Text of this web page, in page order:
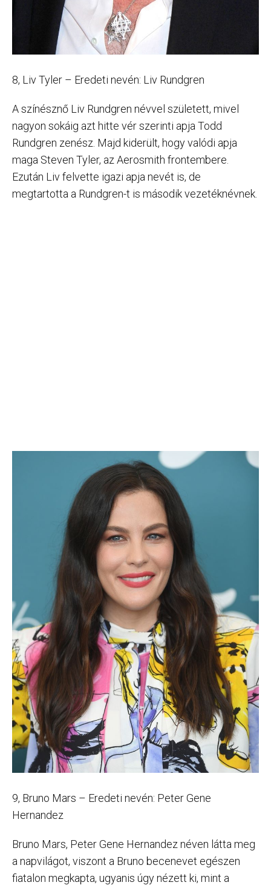
8, Liv Tyler – Eredeti nevén: Liv Rundgren
A színésznő Liv Rundgren névvel született, mivel
nagyon sokáig azt hitte vér szerinti apja Todd
Rundgren zenész. Majd kiderült, hogy valódi apja
maga Steven Tyler, az Aerosmith frontembere.
Ezután Liv felvette igazi apja nevét is, de
megtartotta a Rundgren-t is második vezetéknévnek.
9, Bruno Mars – Eredeti nevén: Peter Gene
Hernandez
Bruno Mars, Peter Gene Hernandez néven látta meg
a napvilágot, viszont a Bruno becenevet egészen
fiatalon megkapta, ugyanis úgy nézett ki, mint a